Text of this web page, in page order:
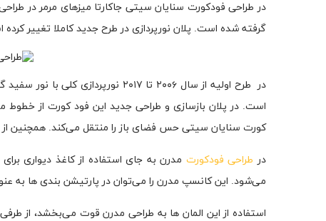
در طراحی فودکورت سنایان سیتی جاکارتا میزهای مرمر در
گرفته شده است. پلان نورپردازی در طرح جدید کاملا تغییر
در طرح اولیه از سال ۲۰۰۶ تا
است. در پلان بازسازی و طراحی جدید این فود کورت از خطوط
کورت سنایان سیتی حس فضای باز را منتقل می‌کند. همچنین از
در طراحی فودکورت مدرن به جای استفاده از کاغذ دیواری
می‌شود. این کانسپ مدرن را می‌توان در پارتیشن بندی ها به
استفاده از این المان ها به طراحی مدرن قوت می‌بخشد، از